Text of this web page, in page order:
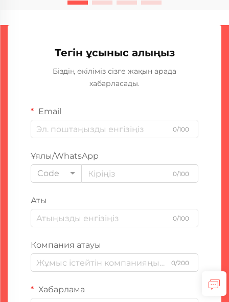
Тегін ұсыныс алыңыз
Біздің өкіліміз сізге жақын арада
хабарласады.
Email
0/100
Ұялы/WhatsApp
Code
0/100
Аты
0/100
Компания атауы
0/200
Хабарлама